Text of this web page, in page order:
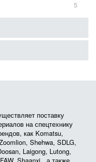
5
поставку
на спецтехнику
как Komatsu,
Shehwa, SDLG,
Laigong, Lutong,